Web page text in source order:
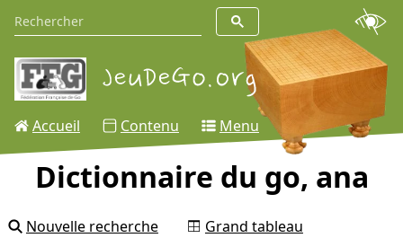
Accueil Contenu Menu
Dictionnaire du go, ana
Nouvelle recherche
Grand tableau